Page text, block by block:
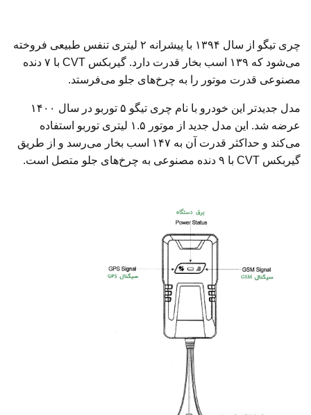
چری تیگو از سال ۱۳۹۴ با پیشرانه ۲ لیتری تنفس طبیعی فروخته
می‌شود که ۱۳۹ اسب بخار قدرت دارد. گیربکس CVT با ۷ دنده
مصنوعی قدرت موتور را به چرخ‌های جلو می‌فرستد.
مدل جدیدتر این خودرو با نام چری تیگو ۵ توربو در سال ۱۴۰۰
عرضه شد. این مدل جدید از موتور ۱.۵ لیتری توربو استفاده
می‌کند و حداکثر قدرت آن به ۱۴۷ اسب بخار می‌رسد و از طریق
گیربکس CVT با ۹ دنده مصنوعی به چرخ‌های جلو متصل است.